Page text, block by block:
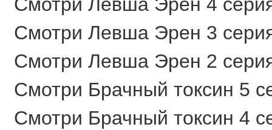
Смотри Левша Эрен 3
Смотри Левша Эрен 2
Смотри Брачный токсин 5
Смотри Брачный токсин 4